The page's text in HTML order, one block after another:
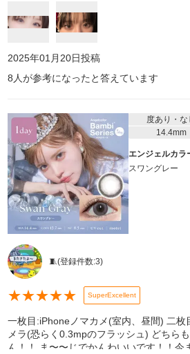
たけどデッケー‼️とは思わなかった！あと
んないけど視界にずっとカラコンの色？
2025年01月20日投稿
8 人が参考になったと答えています
度あり・な
14.4mm
エンジェルカラ
スワングレー
🧵(登録件数:3)
★★★★★ SuperExcellent
一枚目:iPhoneノマカメ(室内、昼間) 二枚
メラ(恐らく0.3mpのフラッシュ) どちら
ん！！ ま〜〜じでかんわいいです！！今